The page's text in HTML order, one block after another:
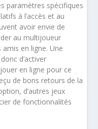
paramètres spécifiques
à l’accès et au
avoir envie de
au multijoueur
en ligne. Une
d’activer
en ligne pour ce
de bons retours de la
d’autres jeux
de fonctionnalités